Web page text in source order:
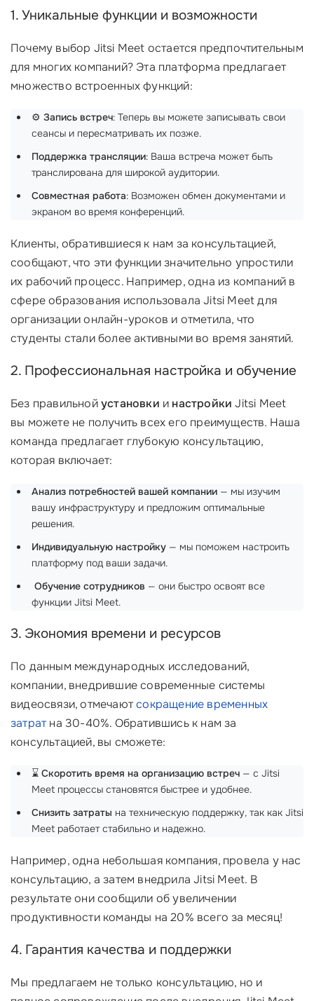
1. Уникальные функции и возможности
Почему выбор Jitsi Meet остается предпочтительным
для многих компаний? Эта платформа предлагает
множество встроенных функций:
⚙️ Запись встреч: Теперь вы можете записывать свои
сеансы и пересматривать их позже.
Поддержка трансляции: Ваша встреча может быть
транслирована для широкой аудитории.
Совместная работа: Возможен обмен документами и
экраном во время конференций.
Клиенты, обратившиеся к нам за консультацией,
сообщают, что эти функции значительно упростили
их рабочий процесс. Например, одна из компаний в
сфере образования использовала Jitsi Meet для
организации онлайн-уроков и отметила, что
студенты стали более активными во время занятий.
2. Профессиональная настройка и обучение
Без правильнойустановки и настройки Jitsi Meet
вы можете не получить всех его преимуществ. Наша
команда предлагает глубокую консультацию,
которая включает:
Анализ потребностей вашей компании — мы изучим
вашу инфраструктуру и предложим оптимальные
решения.
Индивидуальную настройку — мы поможем настроить
платформу под ваши задачи.
Обучение сотрудников — они быстро освоят все
функции Jitsi Meet.
3. Экономия времени и ресурсов
По данным международных исследований,
компании, внедрившие современные системы
видеосвязи, отмечаютсокращение временных
затратна 30-40%. Обратившись к нам за
консультацией, вы сможете:
⌛ Скоротить время на организацию встреч — с Jitsi
Meet процессы становятся быстрее и удобнее.
Снизить затраты на техническую поддержку, так как Jitsi
Meet работает стабильно и надежно.
Например, одна небольшая компания, провела у нас
консультацию, а затем внедрила Jitsi Meet. В
результате они сообщили об увеличении
продуктивности команды на 20% всего за месяц!
4. Гарантия качества и поддержки
Мы предлагаем не только консультацию, но и